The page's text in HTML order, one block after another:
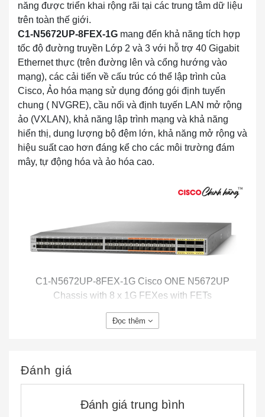
năng được triển khai rộng rãi tại các trung tâm dữ liệu
trên toàn thế giới.
C1-N5672UP-8FEX-1G mang đến khả năng tích hợp
tốc độ đường truyền Lớp 2 và 3 với hỗ trợ 40 Gigabit
Ethernet thực (trên đường lên và cổng hướng vào
mạng), các cải tiến về cấu trúc có thể lập trình của
Cisco, Ảo hóa mạng sử dụng đóng gói định tuyến
chung ( NVGRE), cầu nối và định tuyến LAN mở rộng
ảo (VXLAN), khả năng lập trình mạng và khả năng
hiển thị, dung lượng bộ đệm lớn, khả năng mở rộng và
hiệu suất cao hơn đáng kể cho các môi trường đám
mây, tự động hóa và ảo hóa cao.
C1-N5672UP-8FEX-1G Cisco ONE N5672UP
Chassis with 8 x 1G FEXes with FETs
Thông tin chi tiết sản phẩm
C1-N5672UP-8FEX-1G
Đọc thêm
Đánh giá
Đánh giá trung bình